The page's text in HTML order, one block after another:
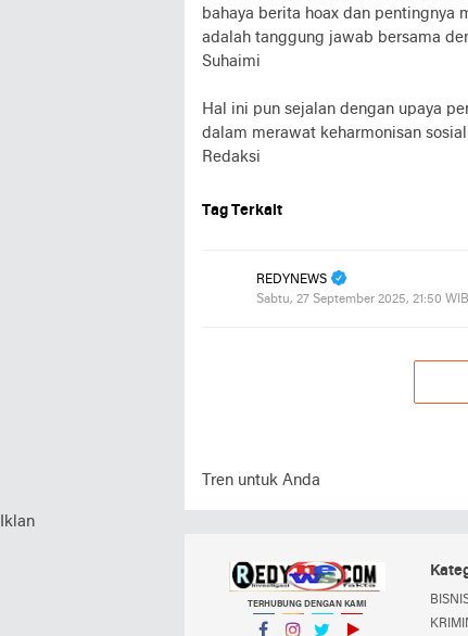
bahaya berita hoax dan pentingnya
adalah tanggung jawab bersama
Suhaimi
Hal ini pun sejalan dengan upaya
dalam merawat keharmonisan
Redaksi
Tag Terkait
REDYNEWS
Sabtu, 27 September 2025, 21:50 WIB
Tren untuk Anda
Iklan
TERHUBUNG DENGAN KAMI